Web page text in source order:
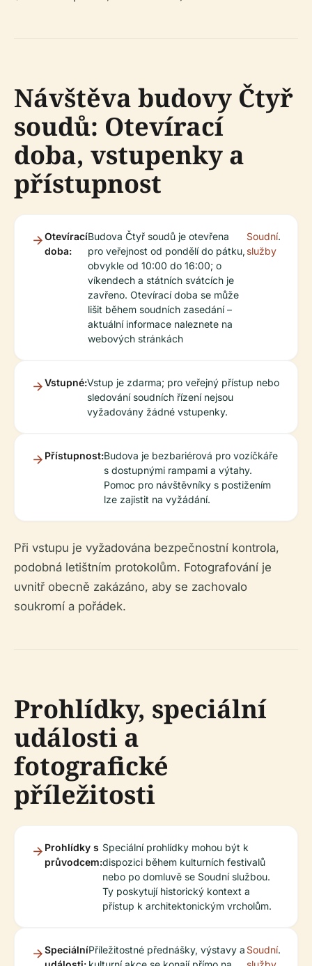
Návštěva budovy Čtyř
soudů: Otevírací
doba, vstupenky a
přístupnost
Otevírací
doba:
Budova Čtyř soudů je otevřena
pro veřejnost od pondělí do pátku,
obvykle od 10:00 do 16:00; o
víkendech a státních svátcích je
zavřeno. Otevírací doba se může
lišit během soudních zasedání –
aktuální informace naleznete na
webových stránkách
Soudní
služby
.
Vstupné:Vstup je zdarma; pro veřejný přístup nebo
sledování soudních řízení nejsou
vyžadovány žádné vstupenky.
Přístupnost:Budova je bezbariérová pro vozíčkáře
s dostupnými rampami a výtahy.
Pomoc pro návštěvníky s postižením
lze zajistit na vyžádání.
Při vstupu je vyžadována bezpečnostní kontrola,
podobná letištním protokolům. Fotografování je
uvnitř obecně zakázáno, aby se zachovalo
soukromí a pořádek.
Prohlídky, speciální
události a
fotografické
příležitosti
Prohlídky s
průvodcem:
Speciální prohlídky mohou být k
dispozici během kulturních festivalů
nebo po domluvě se Soudní službou.
Ty poskytují historický kontext a
přístup k architektonickým vrcholům.
SpeciálníPříležitostné přednášky, výstavy a Soudní.